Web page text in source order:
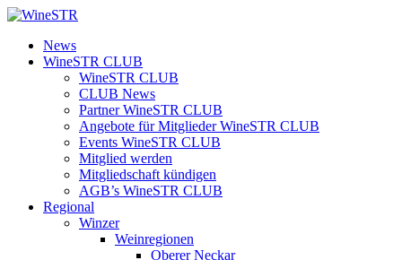
Zum
springen
WineSTR
News
WineSTR CLUB
WineSTR CLUB
CLUB News
Partner WineSTR CLUB
Angebote für Mitglieder WineSTR CLUB
Events WineSTR CLUB
Mitglied werden
Mitgliedschaft kündigen
AGB’s WineSTR CLUB
Regional
Winzer
Weinregionen
Oberer Neckar